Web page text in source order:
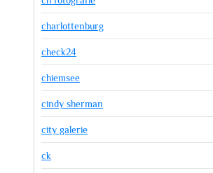
charlottenburg
check24
chiemsee
cindy sherman
city galerie
ck